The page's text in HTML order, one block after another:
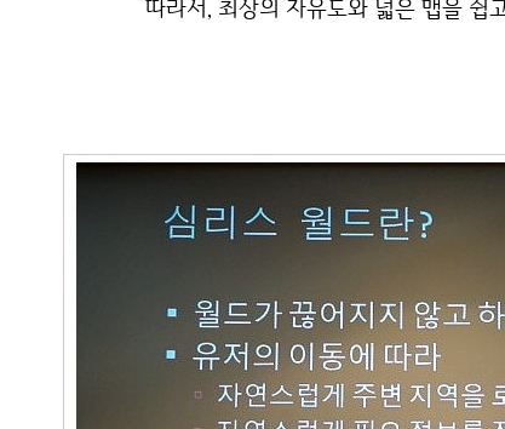
따라서, 최상의 자유도와 넓은 맵을